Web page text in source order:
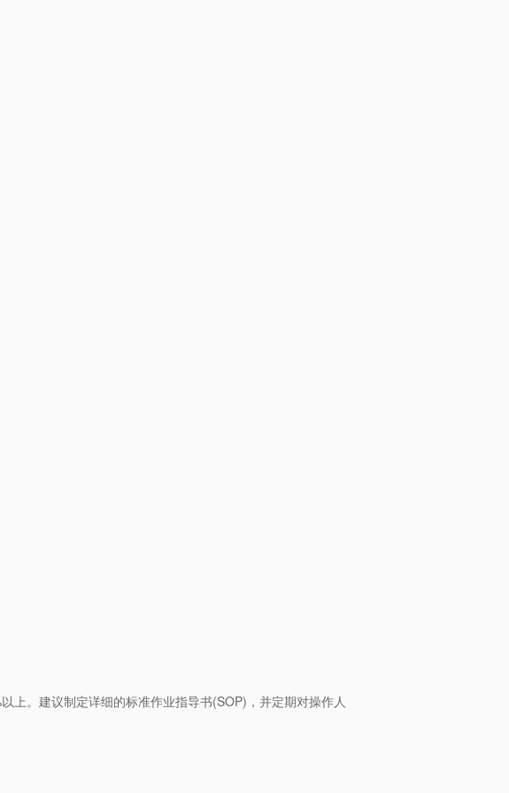
上。建议制定详细的标准作业指导书(SOP)，并定期对操作人